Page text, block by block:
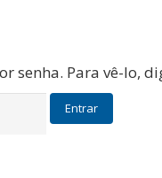
senha. Para vê-lo,